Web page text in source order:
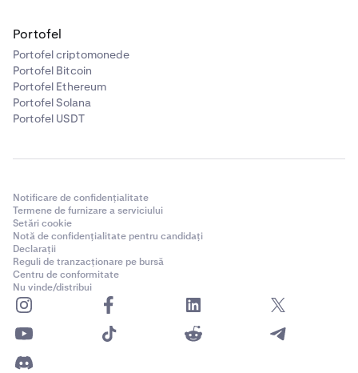
Portofel
Portofel criptomonede
Portofel Bitcoin
Portofel Ethereum
Portofel Solana
Portofel USDT
Notificare de confidențialitate
Termene de furnizare a serviciului
Setări cookie
Notă de confidențialitate pentru candidați
Declarații
Reguli de tranzacționare pe bursă
Centru de conformitate
Nu vinde/distribui